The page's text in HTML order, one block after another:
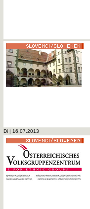
Di | 16.07.2013